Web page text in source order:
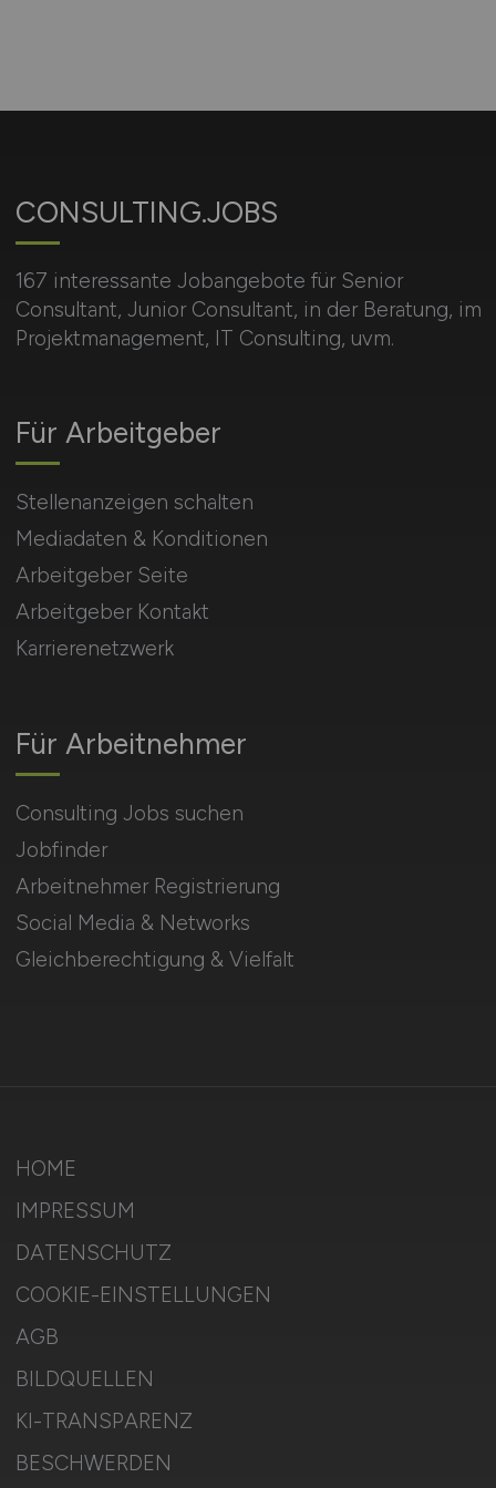
CONSULTING.JOBS
167 interessante Jobangebote für Senior
Consultant, Junior Consultant, in der Beratung, im
Projektmanagement, IT Consulting, uvm.
Für Arbeitnehmer
Consulting Jobs suchen
Jobfinder
Arbeitnehmer Registrierung
Social Media & Networks
Gleichberechtigung & Vielfalt
Für Arbeitgeber
Stellenanzeigen schalten
Mediadaten & Konditionen
Arbeitgeber Seite
Arbeitgeber Kontakt
Karrierenetzwerk
HOME
IMPRESSUM
DATENSCHUTZ
COOKIE-EINSTELLUNGEN
AGB
BILDQUELLEN
KI-TRANSPARENZ
BESCHWERDEN